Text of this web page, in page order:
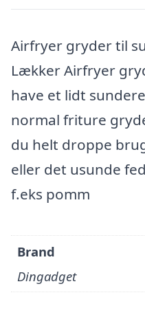
Airfryer gryder til
Lækker Airfryer
have et lidt
normal friture
du helt droppe
eller det usunde
f.eks pomm
Brand
Dingadget